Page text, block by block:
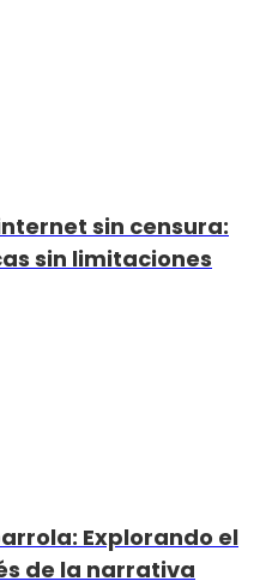
sin censura:
sin limitaciones
Explorando el
de la narrativa